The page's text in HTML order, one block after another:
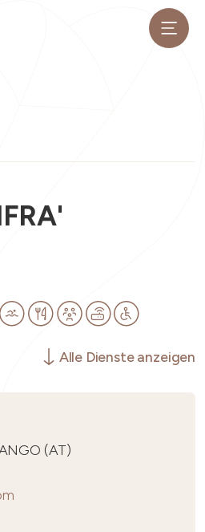
Alle Dienste anzeigen
(AT)